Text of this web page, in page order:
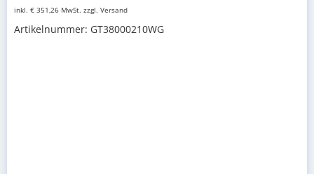
inkl. € 351,26 MwSt. zzgl. Versand
Artikelnummer: GT38000210WG